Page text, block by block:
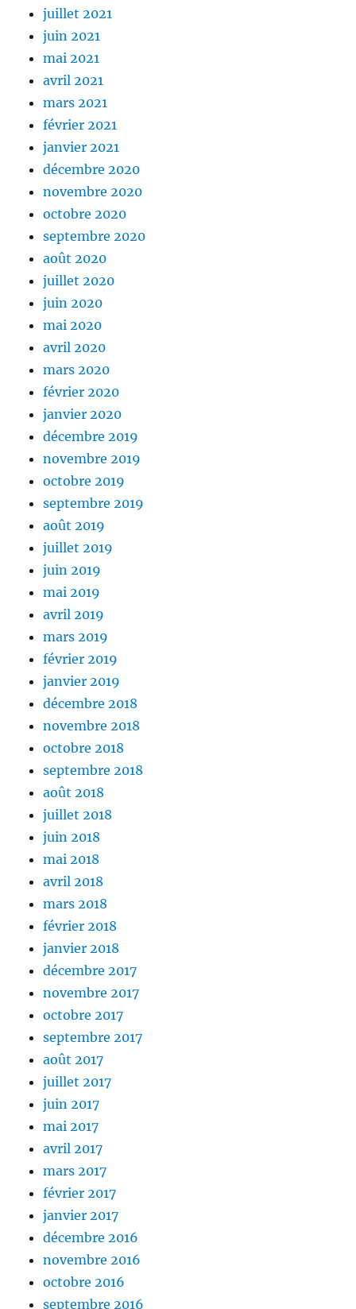
juillet 2021
juin 2021
mai 2021
avril 2021
mars 2021
février 2021
janvier 2021
décembre 2020
novembre 2020
octobre 2020
septembre 2020
août 2020
juillet 2020
juin 2020
mai 2020
avril 2020
mars 2020
février 2020
janvier 2020
décembre 2019
novembre 2019
octobre 2019
septembre 2019
août 2019
juillet 2019
juin 2019
mai 2019
avril 2019
mars 2019
février 2019
janvier 2019
décembre 2018
novembre 2018
octobre 2018
septembre 2018
août 2018
juillet 2018
juin 2018
mai 2018
avril 2018
mars 2018
février 2018
janvier 2018
décembre 2017
novembre 2017
octobre 2017
septembre 2017
août 2017
juillet 2017
juin 2017
mai 2017
avril 2017
mars 2017
février 2017
janvier 2017
décembre 2016
novembre 2016
octobre 2016
septembre 2016